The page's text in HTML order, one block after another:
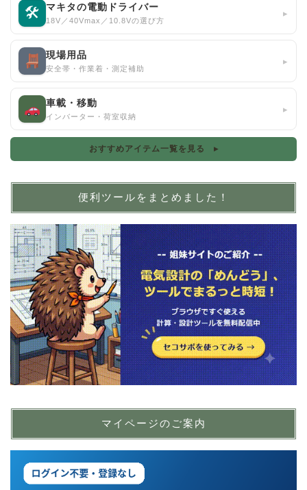
🛠 マキタの電動ドライバー
18V／40Vmax／10.8Vの選び方
▸
現場用品
安全帯・作業着・測定補助
▸
車載・移動
インバーター・荷室収納
▸
おすすめアイテム一覧を見る ▸
便利ツールをまとめました！
マイページのご案内